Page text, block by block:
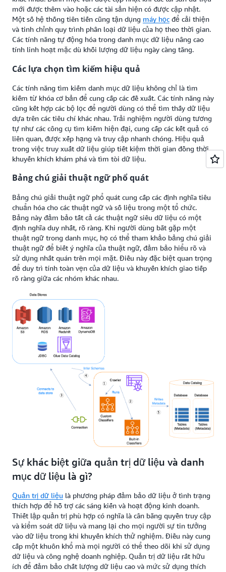
mới được thêm vào hoặc các tài sản hiện có được cập nhật.
Một số hệ thống tiên tiến cũng tận dụng máy học để cải thiện
và tinh chỉnh quy trình phân loại dữ liệu của họ theo thời gian.
Các tính năng tự động hóa trong danh mục dữ liệu nâng cao
tính linh hoạt mặc dù khối lượng dữ liệu ngày càng tăng.
Các lựa chọn tìm kiếm hiệu quả
Các tính năng tìm kiếm danh mục dữ liệu không chỉ là tìm
kiếm từ khóa cơ bản để cung cấp các đề xuất. Các tính năng này
cũng kết hợp các bộ lọc để người dùng có thể tìm thấy dữ liệu
dựa trên các tiêu chí khác nhau. Trải nghiệm người dùng tương
tự như các công cụ tìm kiếm hiện đại, cung cấp các kết quả có
liên quan, được xếp hạng và truy cập nhanh chóng. Hiệu quả
trong việc truy xuất dữ liệu giúp tiết kiệm thời gian đồng thời
khuyến khích khám phá và tìm tòi dữ liệu.
Bảng chú giải thuật ngữ phổ quát
Bảng chú giải thuật ngữ phổ quát cung cấp các định nghĩa tiêu
chuẩn hóa cho các thuật ngữ và số liệu trong một tổ chức.
Bảng này đảm bảo tất cả các thuật ngữ siêu dữ liệu có một
định nghĩa duy nhất, rõ ràng. Khi người dùng bắt gặp một
thuật ngữ trong danh mục, họ có thể tham khảo bảng chú giải
thuật ngữ để biết ý nghĩa của thuật ngữ, đảm bảo hiểu rõ và
sử dụng nhất quán trên mọi mặt. Điều này đặc biệt quan trọng
để duy trì tính toàn vẹn của dữ liệu và khuyến khích giao tiếp
rõ ràng giữa các nhóm khác nhau.
Sự khác biệt giữa quản trị dữ liệu và danh
mục dữ liệu là gì?
Quản trị dữ liệu là phương pháp đảm bảo dữ liệu ở tình trạng
thích hợp để hỗ trợ các sáng kiến và hoạt động kinh doanh. ​
Thiết lập quản trị phù hợp có nghĩa là cân bằng quyền truy cập
và kiểm soát dữ liệu và mang lại cho mọi người sự tin tưởng
vào dữ liệu trong khi khuyến khích thử nghiệm. Điều này cung
cấp một khuôn khổ mà mọi người có thể theo dõi khi sử dụng
dữ liệu và công nghệ doanh nghiệp. Quản trị dữ liệu rất hữu
ích để đảm bảo chất lượng dữ liệu cao và mức sử dụng thích